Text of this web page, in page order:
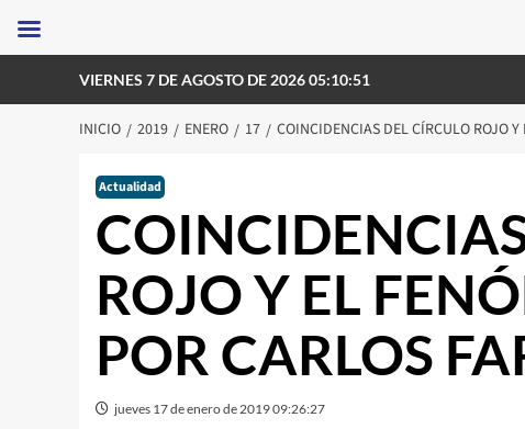
VIERNES 7 DE AGOSTO DE 2026 05:10:51
INICIO 2019 ENERO 17 COINCIDENCIAS DEL CÍRCULO ROJO
Actualidad
ROJO Y EL
POR CARLOS
jueves 17 de enero de 2019 09:26:27